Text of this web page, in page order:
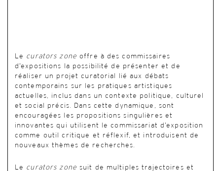
Le curators zone offre à des commissaires
d’expositions la possibilité de présenter et de
réaliser un projet curatorial lié aux débats
contemporains sur les pratiques artistiques
actuelles, inclus dans un contexte politique, culturel
et social précis. Dans cette dynamique, sont
encouragées les propositions singulières et
innovantes qui utilisent le commissariat d’exposition
comme outil critique et réflexif, et introduisent de
nouveaux thèmes de recherches.
Le curators zone suit de multiples trajectoires et